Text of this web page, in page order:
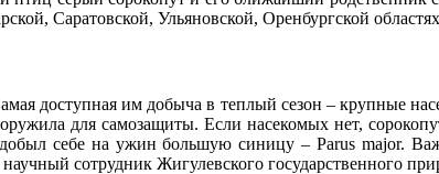
Саратовской, Ульяновской, Оренбургской
доступная им добыча в теплый сезон – крупные
для самозащиты. Если насекомых нет,
себе на ужин большую синицу – Parus major.
сотрудник Жигулевского государственного